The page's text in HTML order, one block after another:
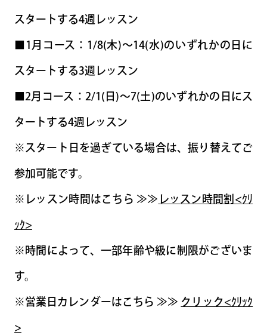
スタートする4週レッスン
■1月コース：1/8(木)～14(水)のいずれかの日に
スタートする3週レッスン
■2月コース：2/1(日)～7(土)のいずれかの日にス
タートする4週レッスン
※スタート日を過ぎている場合は、振り替えてご
参加可能です。
※レッスン時間はこちら ≫≫ レッスン時間割<ｸﾘ
ｯｸ>
※時間によって、一部年齢や級に制限がございま
す。
※営業日カレンダーはこちら ≫≫ クリック<ｸﾘｯｸ
>